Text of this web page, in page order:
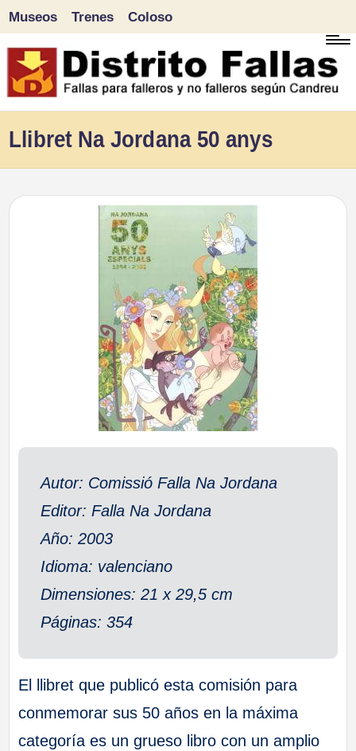
Saltar
al
Museos Trenes Coloso
Llibret Na Jordana 50 anys
Autor: Comissió Falla Na Jordana
Editor: Falla Na Jordana
Año: 2003
Idioma: valenciano
Dimensiones: 21 x 29,5 cm
Páginas: 354
El llibret que publicó esta comisión para
conmemorar sus 50 años en la máxima
categoría es un grueso libro con un amplio